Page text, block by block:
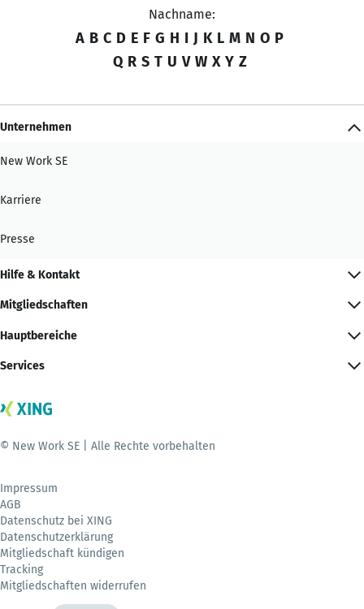
Nachname:
A B C D E F G H I J K L M N O P
Q R S T U V W X Y Z
Unternehmen
New Work SE
Karriere
Presse
Hilfe & Kontakt
Mitgliedschaften
Hauptbereiche
Services
© New Work SE | Alle Rechte vorbehalten
Impressum
AGB
Datenschutz bei XING
Datenschutzerklärung
Mitgliedschaft kündigen
Tracking
Mitgliedschaften widerrufen